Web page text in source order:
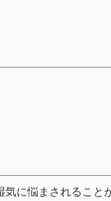
に悩まされるこ